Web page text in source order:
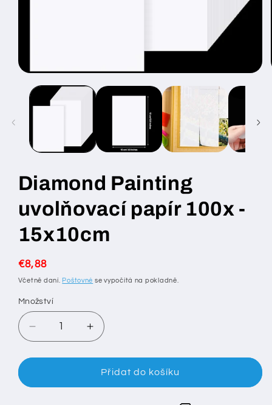
multimédia
Diamond Painting
uvolňovací papír 100x -
15x10cm
Běžná
cena
€8,88
Včetně daní. Poštovné se vypočítá na pokladně.
Množství
množství
produktu
Painting
Zvýšit
množství
produktu
Diamond
Painting
Přidat do košíku